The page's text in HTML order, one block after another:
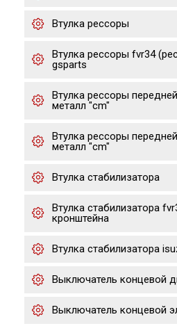
Втулка рессоры
Втулка рессоры fvr34
gsparts
Втулка рессоры
металл "cm"
Втулка рессоры
металл "cm"
Втулка стабилизатора
Втулка стабилизатора
кронштейна
Втулка стабилизатора
Выключатель концевой
Выключатель концевой